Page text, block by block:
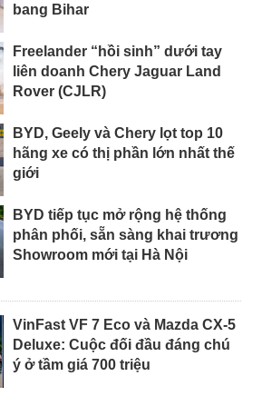
bang Bihar
Freelander “hồi sinh” dưới tay
liên doanh Chery Jaguar Land
Rover (CJLR)
BYD, Geely và Chery lọt top 10
hãng xe có thị phần lớn nhất thế
giới
BYD tiếp tục mở rộng hệ thống
phân phối, sẵn sàng khai trương
Showroom mới tại Hà Nội
VinFast VF 7 Eco và Mazda CX-5
Deluxe: Cuộc đối đầu đáng chú
ý ở tầm giá 700 triệu